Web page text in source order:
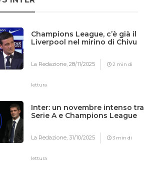
Champions League, c’è già il
Liverpool nel mirino di Chivu
La Redazione,28/11/2025 2 min di
lettura
Inter: un novembre intenso tra
Serie A e Champions League
La Redazione,31/10/2025 3 min di
lettura